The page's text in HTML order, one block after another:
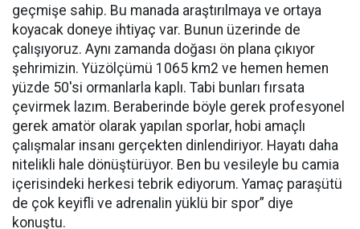
geçmişe sahip. Bu manada araştırılmaya ve ortaya
koyacak doneye ihtiyaç var. Bunun üzerinde de
çalışıyoruz. Aynı zamanda doğası ön plana çıkıyor
şehrimizin. Yüzölçümü 1065 km2 ve hemen hemen
yüzde 50'si ormanlarla kaplı. Tabi bunları fırsata
çevirmek lazım. Beraberinde böyle gerek profesyonel
gerek amatör olarak yapılan sporlar, hobi amaçlı
çalışmalar insanı gerçekten dinlendiriyor. Hayatı daha
nitelikli hale dönüştürüyor. Ben bu vesileyle bu camia
içerisindeki herkesi tebrik ediyorum. Yamaç paraşütü
de çok keyifli ve adrenalin yüklü bir spor” diye
konuştu.